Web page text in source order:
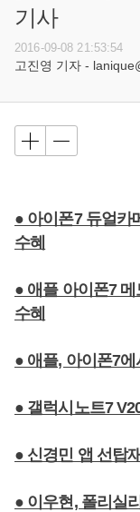
기사
2016-09-08 21:53:54
고진영 기자 -
● 아이폰7 듀얼카
수혜
● 애플 아이폰7
수혜
● 애플, 아이폰7
● 갤럭시노트7
● 신경민 앱 선탑
● 이우현, 폴리실